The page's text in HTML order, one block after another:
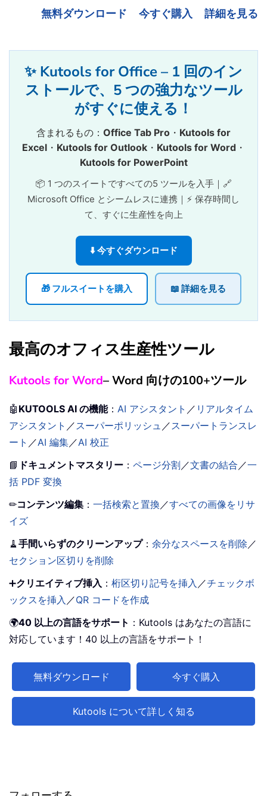
無料ダウンロード 今すぐ購入 詳細を見る
✨ Kutools for Office – 1 回のイン
ストールで、5 つの強力なツール
がすぐに使える！
含まれるもの： Office Tab Pro ・ Kutools for
Excel・ Kutools for Outlook・ Kutools for Word・
Kutools for PowerPoint
📦 1 つのスイートですべての5 ツールを入手｜🔗
Microsoft Office とシームレスに連携｜⚡ 保存時間し
て、すぐに生産性を向上
⬇️ 今すぐダウンロード
🎁 フルスイートを購入 📖 詳細を見る
最高のオフィス生産性ツール
Kutools for Word– Word 向けの100+ツール
🤖 KUTOOLS AI の機能： AI アシスタント ／ リアルタイム
アシスタント ／ スーパーポリッシュ ／ スーパートランスレ
ート ／AI 編集／AI 校正
📘 ドキュメントマスタリー ： ページ分割 ／文書の結合 ／一
括 PDF 変換
✏コンテンツ編集 ： 一括検索と置換 ／すべての画像をリサ
イズ
🧹 手間いらずのクリーンアップ： 余分なスペースを削除 ／
セクション区切りを削除
➕クリエイティブ挿入 ： 桁区切り記号を挿入 ／チェックボ
ックスを挿入 ／QR コードを作成
🌍40 以上の言語をサポート ：Kutools はあなたの言語に
対応しています！40 以上の言語をサポート！
無料ダウンロード 今すぐ購入
Kutools について詳しく知る